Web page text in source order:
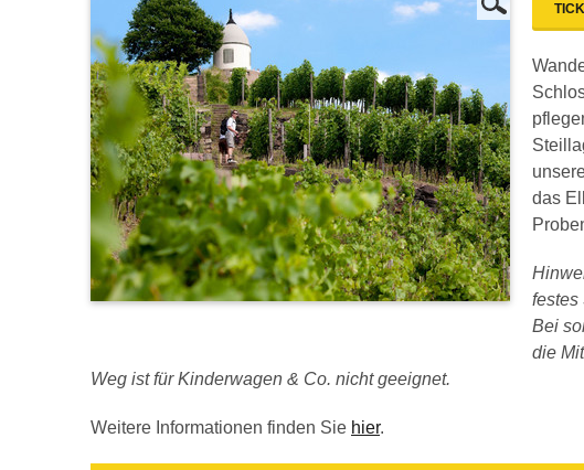
das
festes
Bei
die
Weg ist für Kinderwagen & Co. nicht geeignet.
Weitere Informationen finden Sie hier.